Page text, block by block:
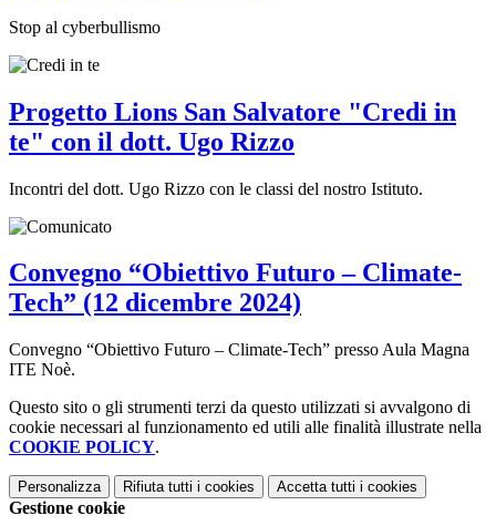
Stop al cyberbullismo
Progetto Lions San Salvatore "Credi in
te" con il dott. Ugo Rizzo
Incontri del dott. Ugo Rizzo con le classi del nostro Istituto.
Convegno “Obiettivo Futuro – Climate-
Tech” (12 dicembre 2024)
Convegno “Obiettivo Futuro – Climate-Tech” presso Aula Magna
ITE Noè.
Questo sito o gli strumenti terzi da questo utilizzati si avvalgono di
cookie necessari al funzionamento ed utili alle finalità illustrate nella
COOKIE POLICY.
Personalizza Rifiuta tutti i cookies Accetta tutti i cookies
Gestione cookie